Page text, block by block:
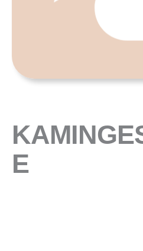
E